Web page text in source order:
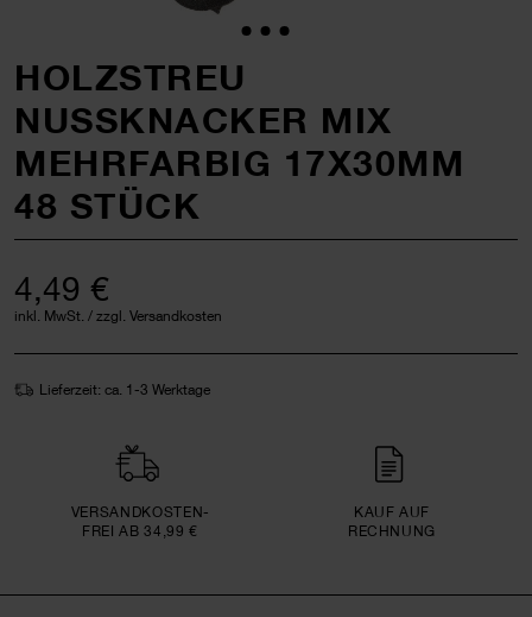
HOLZSTREU
NUSSKNACKER MIX
MEHRFARBIG 17X30MM
48 STÜCK
4,49 €
inkl. MwSt. / zzgl. Versandkosten
Lieferzeit: ca. 1-3 Werktage
VERSAND­KOSTEN­
FREI AB 34,99 €
KAUF AUF
RECHNUNG